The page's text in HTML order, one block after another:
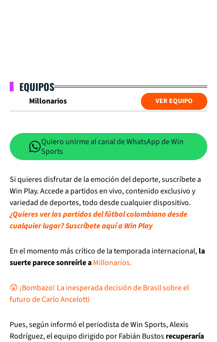
EQUIPOS
Millonarios VER EQUIPO
Quiero unirme al canal de WhatsApp de Win
Sports
Si quieres disfrutar de la emoción del deporte, suscríbete a
Win Play. Accede a partidos en vivo, contenido exclusivo y
variedad de deportes, todo desde cualquier dispositivo.
¿Quieres ver los partidos del fútbol colombiano desde
cualquier lugar? Suscríbete aquí a Win Play
En el momento más crítico de la temporada internacional,la
suerte parece sonreírle aMillonarios.
😲 ¡Bombazo! La inesperada decisión de Brasil sobre el
futuro de Carlo Ancelotti
Pues, según informó el periodista de Win Sports, Alexis
Rodríguez, el equipo dirigido por Fabián Bustosrecuperaría